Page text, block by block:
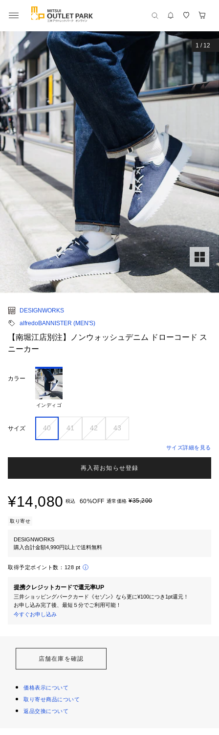
1 / 12
DESIGNWORKS
alfredoBANNISTER (MEN'S)
【南堀江店別注】ノンウォッシュデニム ドローコード ス
ニーカー
カラー
インディゴ
サイズ 40 41 42 43
サイズ詳細を見る
再入荷お知らせ登録
¥14,080 税込 60%OFF 通常価格 ¥35,200
取り寄せ
DESIGNWORKS
購入合計金額4,990円以上で送料無料
取得予定ポイント数： 128 pt
提携クレジットカードで還元率UP
三井ショッピングパークカード《セゾン》なら更に¥100につき1pt還元！
お申し込み完了後、最短５分でご利用可能！
今すぐお申し込み
店舗在庫を確認
価格表示について
取り寄せ商品について
返品交換について